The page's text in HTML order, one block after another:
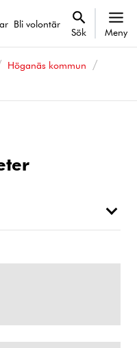
Bli volontär
Sök Meny
Höganäs kommun